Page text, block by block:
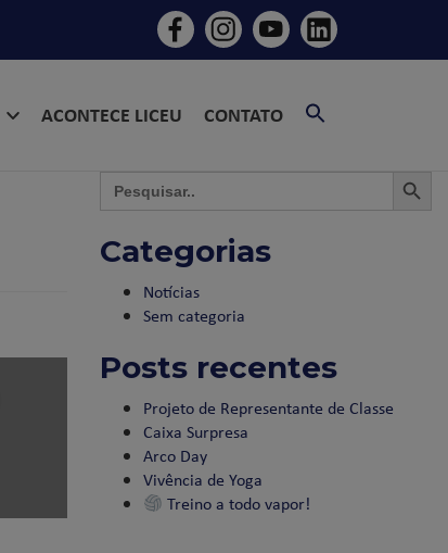
ACONTECE LICEU CONTATO
Search
for:
Categorias
Notícias
Sem categoria
Posts recentes
Projeto de Representante de Classe
Caixa Surpresa
Arco Day
Vivência de Yoga
Treino a todo vapor!